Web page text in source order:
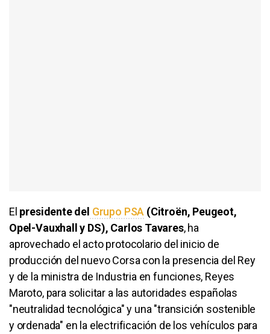
El presidente del Grupo PSA (Citroën, Peugeot,
Opel-Vauxhall y DS), Carlos Tavares, ha
aprovechado el acto protocolario del inicio de
producción del nuevo Corsa con la presencia del Rey
y de la ministra de Industria en funciones, Reyes
Maroto, para solicitar a las autoridades españolas
"neutralidad tecnológica" y una "transición sostenible
y ordenada" en la electrificación de los vehículos para